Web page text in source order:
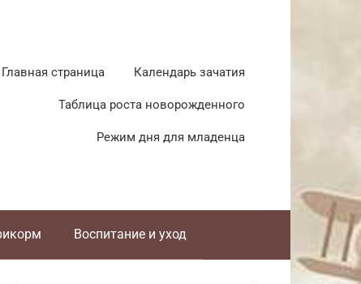
Главная страница Календарь зачатия
Таблица роста новорожденного
Режим дня для младенца
Воспитание и уход